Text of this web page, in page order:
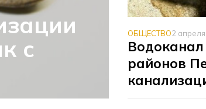
с
ОБЩЕСТВО2 апреля
Водоканал
районов